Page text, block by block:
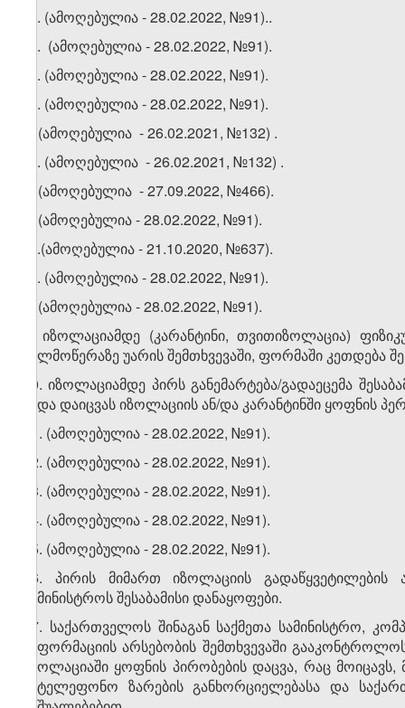
. (ამოღებულია - 28.02.2022, №91)..
. (ამოღებულია - 28.02.2022, №91).
. (ამოღებულია - 28.02.2022, №91).
. (ამოღებულია - 28.02.2022, №91).
(ამოღებულია - 26.02.2021, №132) .
. (ამოღებულია - 26.02.2021, №132) .
6. (ამოღებულია - 27.09.2022, №466).
7. (ამოღებულია - 28.02.2022, №91).
.(ამოღებულია - 21.10.2020, №637).
. (ამოღებულია - 28.02.2022, №91).
8. (ამოღებულია - 28.02.2022, №91).
9. იზოლაციამდე (კარანტინი, თვითიზოლაცია)
ხელმოწერაზე უარის შემთხვევაში, ფორმაში კეთდება
10. იზოლაციამდე პირს განემარტება/გადაეცემა
უნდა დაიცვას იზოლაციის ან/და კარანტინში ყოფნის
11. (ამოღებულია - 28.02.2022, №91).
12. (ამოღებულია - 28.02.2022, №91).
13. (ამოღებულია - 28.02.2022, №91).
14. (ამოღებულია - 28.02.2022, №91).
15. (ამოღებულია - 28.02.2022, №91).
16. პირის მიმართ იზოლაციის
სამინისტროს შესაბამისი დანაყოფები.
17. საქართველოს შინაგან საქმეთა სამინისტრო,
ინფორმაციის არსებობის შემთხვევაში
იზოლაციაში ყოფნის პირობების დაცვა, რაც
სატელეფონო ზარების განხორციელებასა და